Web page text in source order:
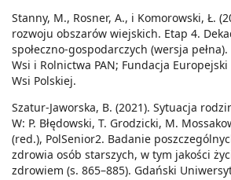
Stanny, M., Rosner, A., i Komorowski, Ł.
rozwoju obszarów wiejskich. Etap 4.
społeczno-gospodarczych (wersja
Wsi i Rolnictwa PAN; Fundacja
Wsi Polskiej.
Szatur-Jaworska, B. (2021). Sytuacja
W: P. Błędowski, T. Grodzicki, M.
(red.), PolSenior2. Badanie
zdrowia osób starszych, w tym jakości
zdrowiem (s. 865–885). Gdański